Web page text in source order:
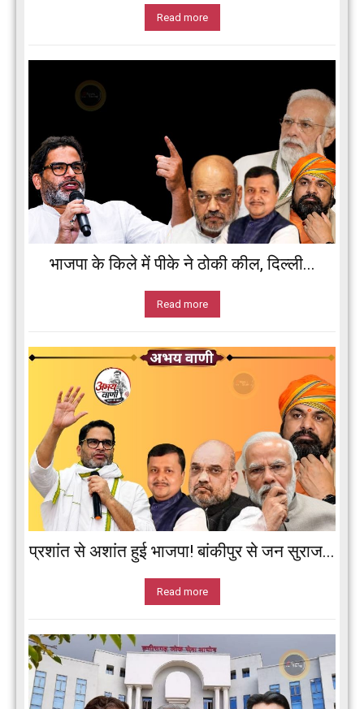
Read more
भाजपा के किले में पीके ने ठोकी कील, दिल्ली...
Read more
प्रशांत से अशांत हुई भाजपा! बांकीपुर से जन सुराज...
Read more